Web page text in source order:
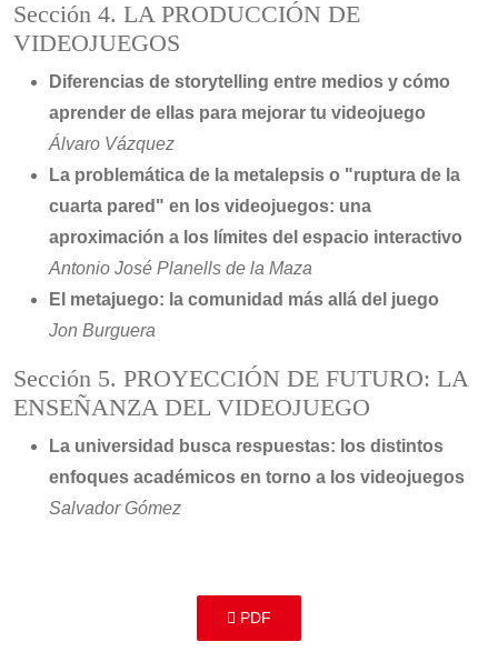
Sección 4. LA PRODUCCIÓN DE
VIDEOJUEGOS
Diferencias de storytelling entre medios y cómo
aprender de ellas para mejorar tu videojuego
Álvaro Vázquez
La problemática de la metalepsis o "ruptura de la
cuarta pared" en los videojuegos: una
aproximación a los límites del espacio interactivo
Antonio José Planells de la Maza
El metajuego: la comunidad más allá del juego
Jon Burguera
Sección 5. PROYECCIÓN DE FUTURO: LA
ENSEÑANZA DEL VIDEOJUEGO
La universidad busca respuestas: los distintos
enfoques académicos en torno a los videojuegos
Salvador Gómez
PDF